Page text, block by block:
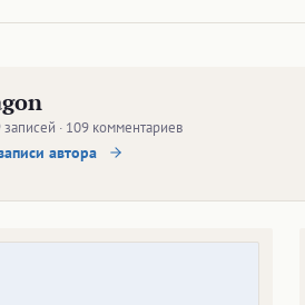
· 109 комментариев
автора